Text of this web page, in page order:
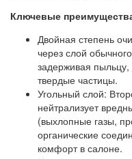
Ключевые
Двойная степень
через слой
задерживая
твердые частицы.
Угольный слой:
нейтрализует
(выхлопные газы,
органические
комфорт в салоне.